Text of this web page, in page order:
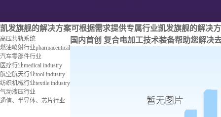
凯发旗舰的解决方案可根据需求提供专属行业凯发旗舰的解决
高压共轨系统
燃油喷射行业pharmaceutical
汽车零部件行业
医疗行业medical industry
航空航天行业tool industry
纺织机械行业textile industry
气动液压行业
通信、半导体、芯片行业
国内首创 复合电加工技术装备帮助您解决